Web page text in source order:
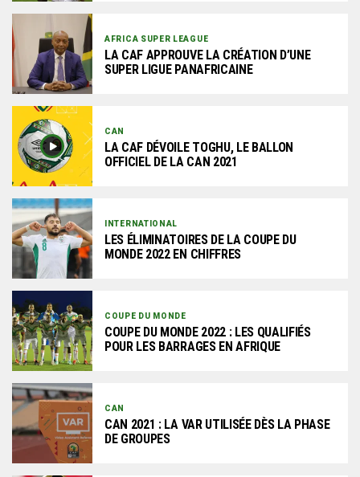
AFRICA SUPER LEAGUE
LA CAF APPROUVE LA CRÉATION D’UNE
SUPER LIGUE PANAFRICAINE
CAN
LA CAF DÉVOILE TOGHU, LE BALLON
OFFICIEL DE LA CAN 2021
INTERNATIONAL
LES ÉLIMINATOIRES DE LA COUPE DU
MONDE 2022 EN CHIFFRES
COUPE DU MONDE
COUPE DU MONDE 2022 : LES QUALIFIÉS
POUR LES BARRAGES EN AFRIQUE
CAN
CAN 2021 : LA VAR UTILISÉE DÈS LA PHASE
DE GROUPES